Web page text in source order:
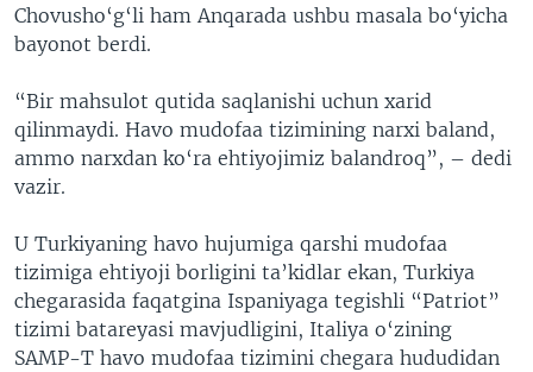
Chovusho‘g‘li ham Anqarada ushbu masala bo‘yicha
bayonot berdi.
“Bir mahsulot qutida saqlanishi uchun xarid
qilinmaydi. Havo mudofaa tizimining narxi baland,
ammo narxdan ko‘ra ehtiyojimiz balandroq”, – dedi
vazir.
U Turkiyaning havo hujumiga qarshi mudofaa
tizimiga ehtiyoji borligini ta’kidlar ekan, Turkiya
chegarasida faqatgina Ispaniyaga tegishli “Patriot”
tizimi batareyasi mavjudligini, Italiya o‘zining
SAMP-T havo mudofaa tizimini chegara hududidan